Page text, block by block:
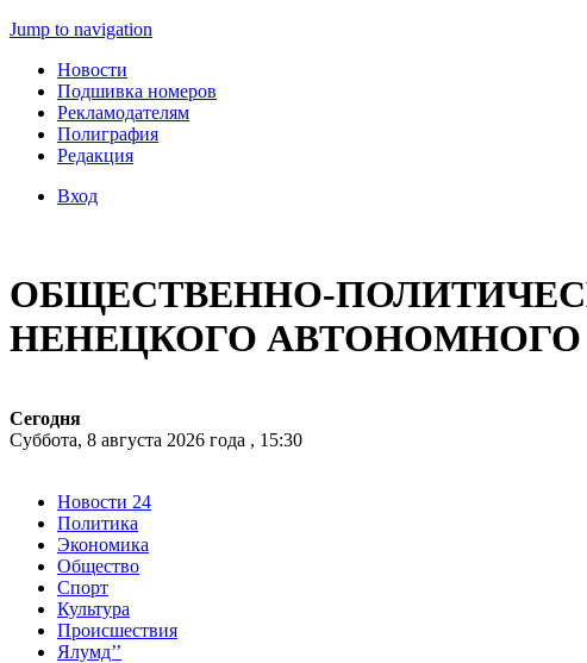
Jump to navigation
Новости
Подшивка номеров
Рекламодателям
Полиграфия
Редакция
Вход
ОБЩЕСТВЕННО-
НЕНЕЦКОГО АВТОНОМНОГО
Сегодня
Суббота, 8 августа 2026 года , 15:30
Новости 24
Политика
Экономика
Общество
Спорт
Культура
Происшествия
Ялумд’’